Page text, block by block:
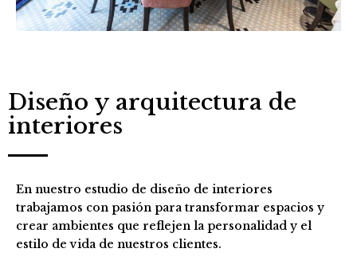
Diseño y arquitectura de
interiores
En nuestro estudio de diseño de interiores
trabajamos con pasión para transformar espacios y
crear ambientes que reflejen la personalidad y el
estilo de vida de nuestros clientes.